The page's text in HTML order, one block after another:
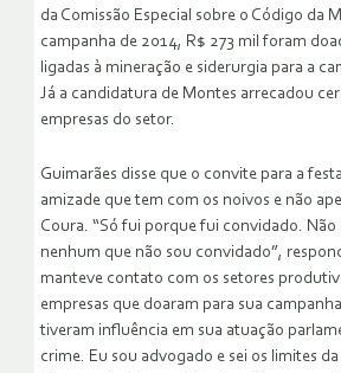
da Comissão Especial sobre o Código da
campanha de 2014, R$ 273 mil foram
ligadas à mineração e siderurgia para a
Já a candidatura de Montes arrecadou
empresas do setor.
Guimarães disse que o convite para a
amizade que tem com os noivos e não
Coura. “Só fui porque fui convidado.
nenhum que não sou convidado”,
manteve contato com os setores
empresas que doaram para sua
tiveram influência em sua atuação
crime. Eu sou advogado e sei os limites